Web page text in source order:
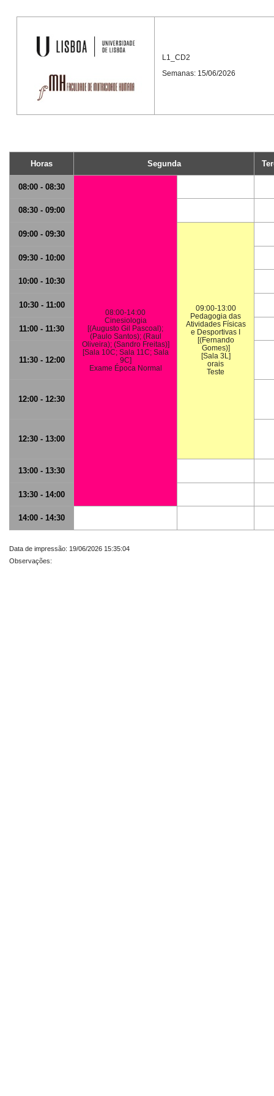
L1_CD2
Semanas: 15/06/2026
Horas Segunda
08:00 - 08:30
08:00-14:00
Cinesiologia
[(Augusto Gil Pascoal);
(Paulo Santos); (Raul
Oliveira); (Sandro Freitas)]
[Sala 10C; Sala 11C; Sala
9C]
Exame Época Normal
08:30 - 09:00
09:00 - 09:30
09:00-13:00
Pedagogia das
Atividades Físicas
e Desportivas I
[(Fernando
Gomes)]
[Sala 3L]
orais
Teste
09:30 - 10:00
10:00 - 10:30
10:30 - 11:00
11:00 - 11:30
11:30 - 12:00
12:00 - 12:30
12:30 - 13:00
13:00 - 13:30
13:30 - 14:00
14:00 - 14:30
Data de impressão: 19/06/2026 15:35:04
Observações: